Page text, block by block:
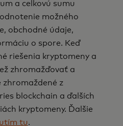
a celkovú sumu
možného
obchodné údaje,
o spore. Keď
riešenia kryptomeny a
zhromažďovať a
z
blockchain a ďalších
kryptomeny. Ďalšie
tu.